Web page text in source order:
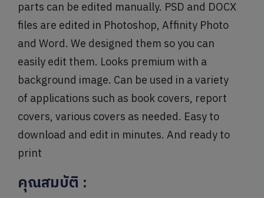
parts can be edited manually. PSD and DOCX
files are edited in Photoshop, Affinity Photo
and Word. We designed them so you can
easily edit them. Looks premium with a
background image. Can be used in a variety
of applications such as book covers, report
covers, various covers as needed. Easy to
download and edit in minutes. And ready to
print
คุณสมบัติ :